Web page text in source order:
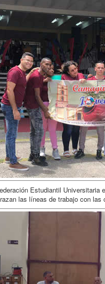
Estudiantil
las líneas de trabajo con